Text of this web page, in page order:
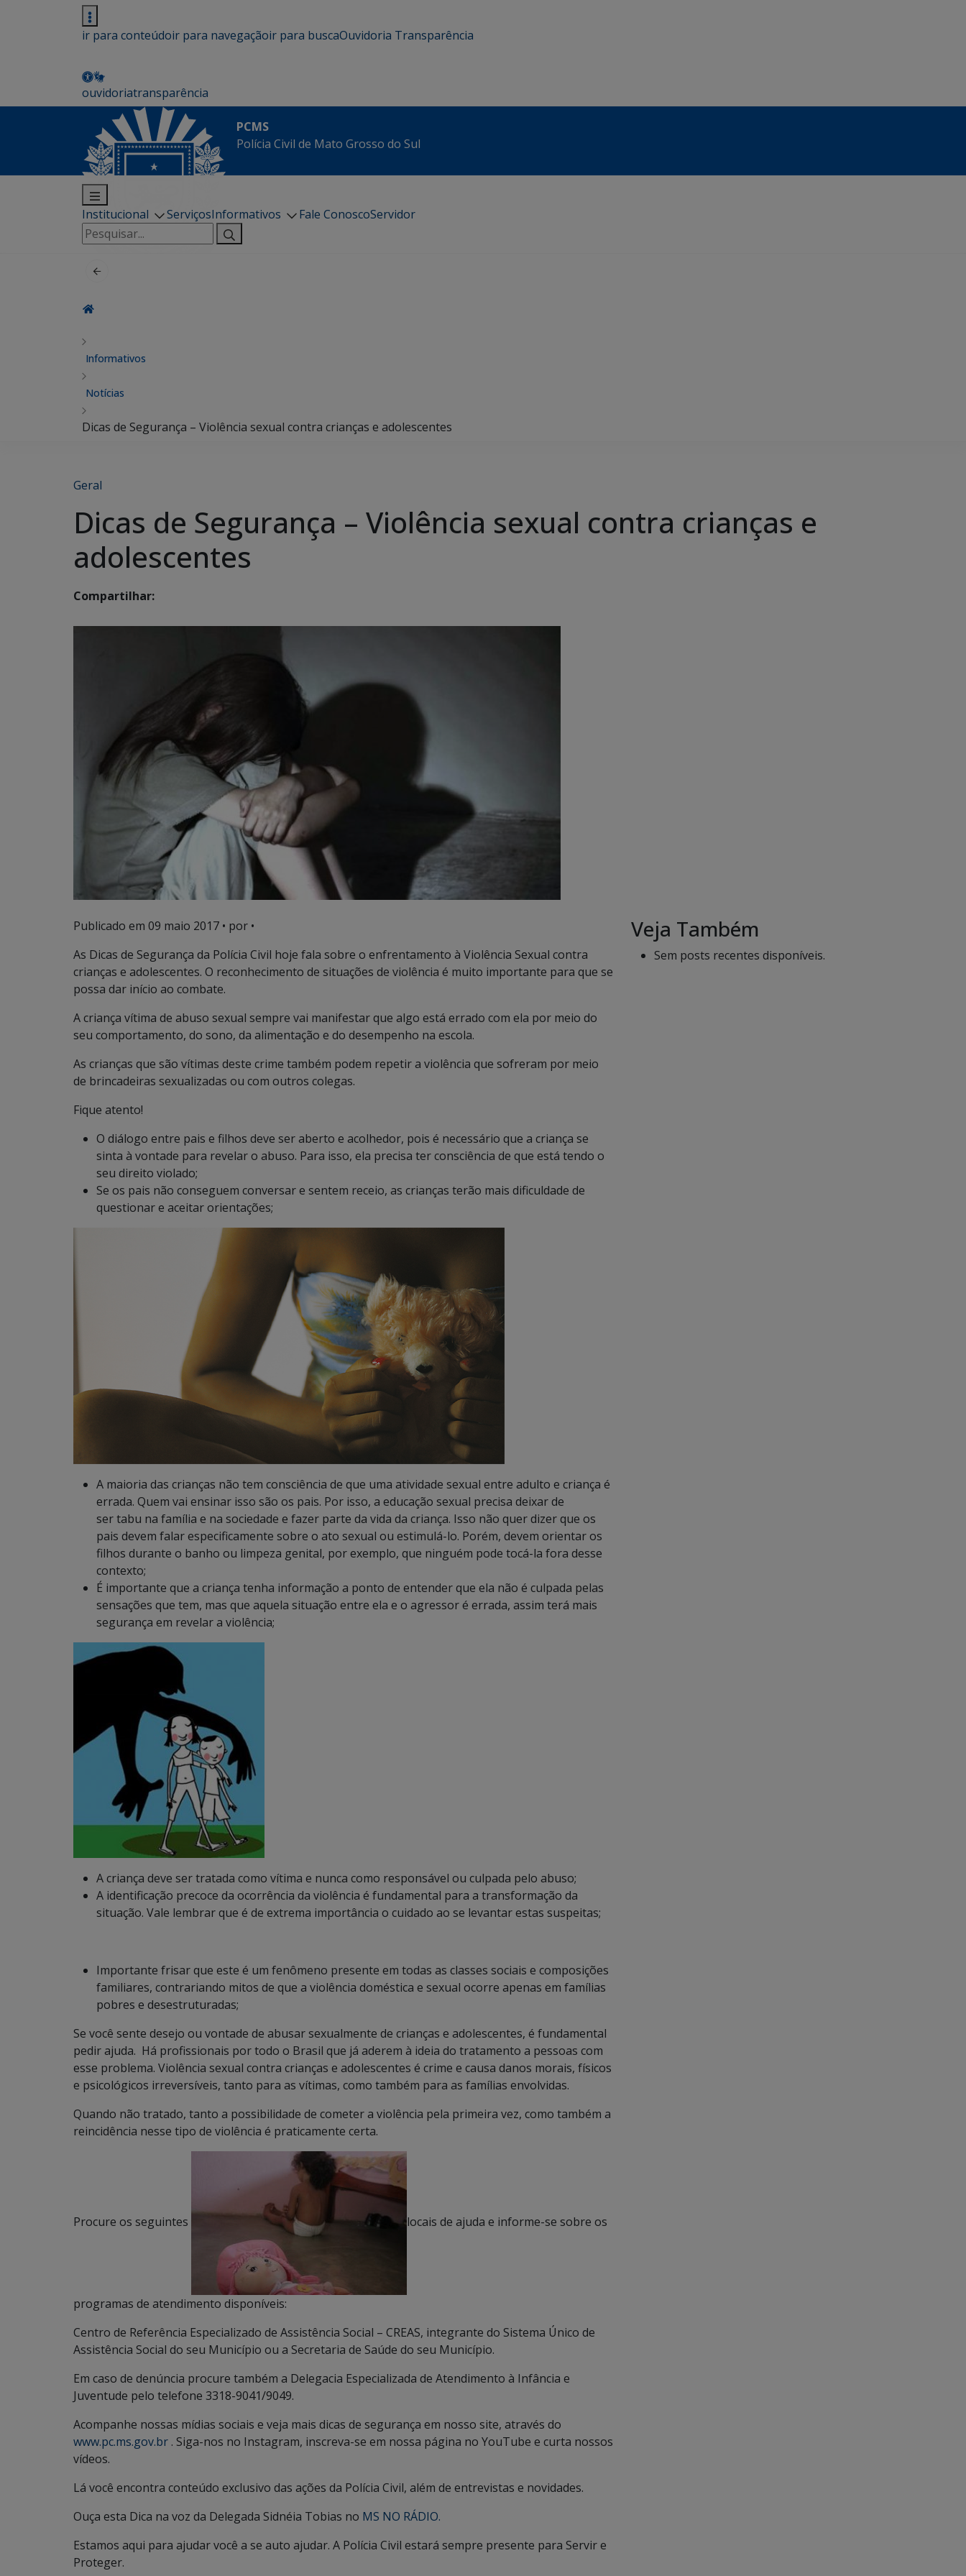
ir para conteúdoir para navegaçãoir para buscaOuvidoria Transparência
ouvidoriatransparência
PCMS
Polícia Civil de Mato Grosso do Sul
Institucional ServiçosInformativos Fale ConoscoServidor
Pesquisar
por:
Informativos
Notícias
Dicas de Segurança – Violência sexual contra crianças e adolescentes
Geral
Dicas de Segurança – Violência sexual contra crianças e
adolescentes
Compartilhar:
Publicado em 09 maio 2017 • por •
As Dicas de Segurança da Polícia Civil hoje fala sobre o enfrentamento à Violência Sexual contra
crianças e adolescentes. O reconhecimento de situações de violência é muito importante para que se
possa dar início ao combate.
A criança vítima de abuso sexual sempre vai manifestar que algo está errado com ela por meio do
seu comportamento, do sono, da alimentação e do desempenho na escola.
As crianças que são vítimas deste crime também podem repetir a violência que sofreram por meio
de brincadeiras sexualizadas ou com outros colegas.
Fique atento!
O diálogo entre pais e filhos deve ser aberto e acolhedor, pois é necessário que a criança se
sinta à vontade para revelar o abuso. Para isso, ela precisa ter consciência de que está tendo o
seu direito violado;
Se os pais não conseguem conversar e sentem receio, as crianças terão mais dificuldade de
questionar e aceitar orientações;
A maioria das crianças não tem consciência de que uma atividade sexual entre adulto e criança é
errada. Quem vai ensinar isso são os pais. Por isso, a educação sexual precisa deixar de
sertabu na família e na sociedade e fazer parte da vida da criança. Isso não quer dizer que os
pais devem falar especificamente sobre o ato sexual ou estimulá-lo. Porém, devem orientar os
filhos durante o banho ou limpeza genital, por exemplo, que ninguém pode tocá-la fora desse
contexto;
É importante que a criança tenha informação a ponto de entender que ela não é culpada pelas
sensações que tem, mas que aquela situação entre ela e o agressor é errada, assim terá mais
segurança em revelar a violência;
A criança deve ser tratada como vítima e nunca como responsável ou culpada pelo abuso;
A identificação precoce da ocorrência da violência é fundamental para a transformação da
situação. Vale lembrar que é de extrema importância o cuidado ao se levantar estas suspeitas;
Importante frisar que este é um fenômeno presente em todas as classes sociais e composições
familiares, contrariando mitos de que a violência doméstica e sexual ocorre apenas em famílias
pobres e desestruturadas;
Se você sente desejo ou vontade de abusar sexualmente de crianças e adolescentes, é fundamental
pedir ajuda. Há profissionais por todo o Brasil que já aderem à ideia do tratamento a pessoas com
esse problema. Violência sexual contra crianças e adolescentes é crime e causa danos morais, físicos
e psicológicos irreversíveis, tanto para as vítimas, como também para as famílias envolvidas.
Quando não tratado, tanto a possibilidade de cometer a violência pela primeira vez, como também a
reincidência nesse tipo de violência é praticamente certa.
Procure os seguintes locais de ajuda e informe-se sobre os
programas de atendimento disponíveis:
Centro de Referência Especializado de Assistência Social – CREAS, integrante do Sistema Único de
Assistência Social do seu Município ou a Secretaria de Saúde do seu Município.
Em caso de denúncia procure também a Delegacia Especializada de Atendimento à Infância e
Juventude pelo telefone 3318-9041/9049.
Acompanhe nossas mídias sociais e veja mais dicas de segurança em nosso site, através do
www.pc.ms.gov.br . Siga-nos no Instagram, inscreva-se em nossa página no YouTube e curta nossos
vídeos.
Lá você encontra conteúdo exclusivo das ações da Polícia Civil, além de entrevistas e novidades.
Ouça esta Dica na voz da Delegada Sidnéia Tobias no MS NO RÁDIO.
Estamos aqui para ajudar você a se auto ajudar. A Polícia Civil estará sempre presente para Servir e
Proteger.
Veja Também
Sem posts recentes disponíveis.